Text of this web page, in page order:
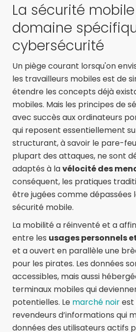
La sécurité
domaine
cybersécurité
Un piège courant lorsqu'on
les travailleurs mobiles est de
étendre les concepts déjà
mobiles. Mais les principes de
avec succès aux ordinateurs
qui reposent essentiellement
structurant, à savoir le pare-
plupart des attaques, ne sont
adaptés à lavélocité des
conséquent, les pratiques
être jugées comme dépassées
sécurité mobile.
La mobilité a réinventé et a
entre les usages personnels
et a ouvert en parallèle une
pour les pirates. Les données
accessibles, mais aussi
terminaux mobiles qui
potentielles. Le marché noirest
revendeurs d’informations qui
données des utilisateurs actifs